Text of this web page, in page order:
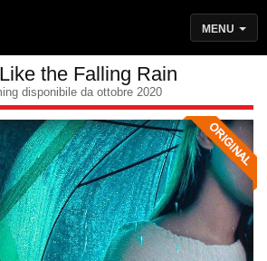
MENU
the Falling Rain
disponibile da ottobre 2020